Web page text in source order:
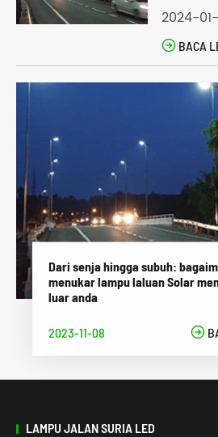
2024-
BACA
Dari senja hingga subuh:
menukar lampu laluan Solar
luar anda
2023-11-08 
LAMPU JALAN SURIA LED